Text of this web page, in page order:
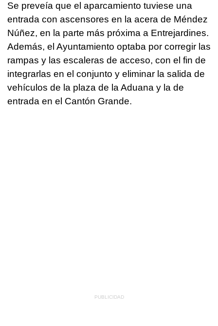
Se preveía que el aparcamiento tuviese una
entrada con ascensores en la acera de Méndez
Núñez, en la parte más próxima a Entrejardines.
Además, el Ayuntamiento optaba por corregir las
rampas y las escaleras de acceso, con el fin de
integrarlas en el conjunto y eliminar la salida de
vehículos de la plaza de la Aduana y la de
entrada en el Cantón Grande.